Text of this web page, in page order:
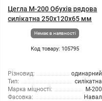
Цегла М-200 Обухів рядова
силікатна 250х120х65 мм
Немає в наявності
Код товару: 105795
Різновид:
одинарний
Тип:
силікатна
Марка міцності:
М-200
Фасовка:
Навал